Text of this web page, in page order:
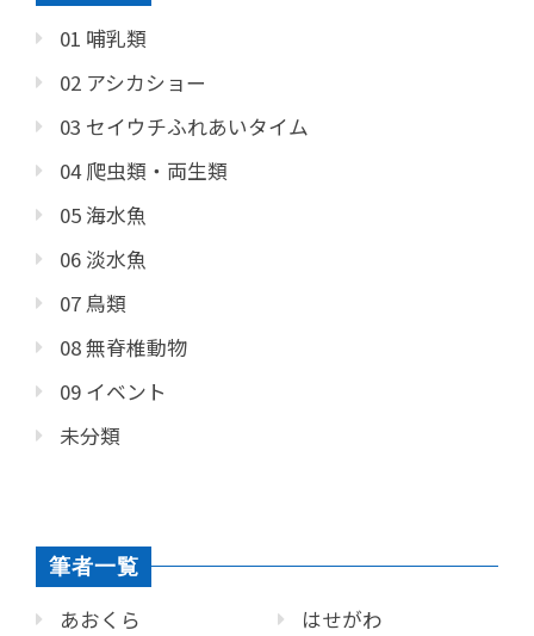
01 哺乳類
02 アシカショー
03 セイウチふれあいタイム
04 爬虫類・両生類
05 海水魚
06 淡水魚
07 鳥類
08 無脊椎動物
09 イベント
未分類
筆者一覧
あおくら
はせがわ